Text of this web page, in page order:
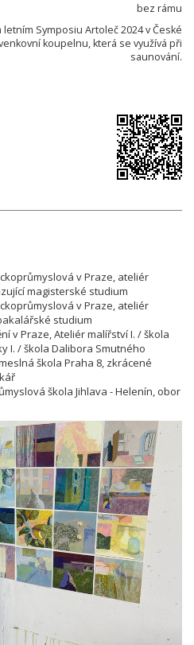
bez rámu
Symposiu Artoleč 2024 v České
koupelnu, která se využívá při
saunování.
v Praze, ateliér
magisterské studium
v Praze, ateliér
studium
v Praze, Ateliér malířství I. / škola
I. / škola Dalibora Smutného
škola Praha 8, zkrácené
škola Jihlava - Helenín, obor